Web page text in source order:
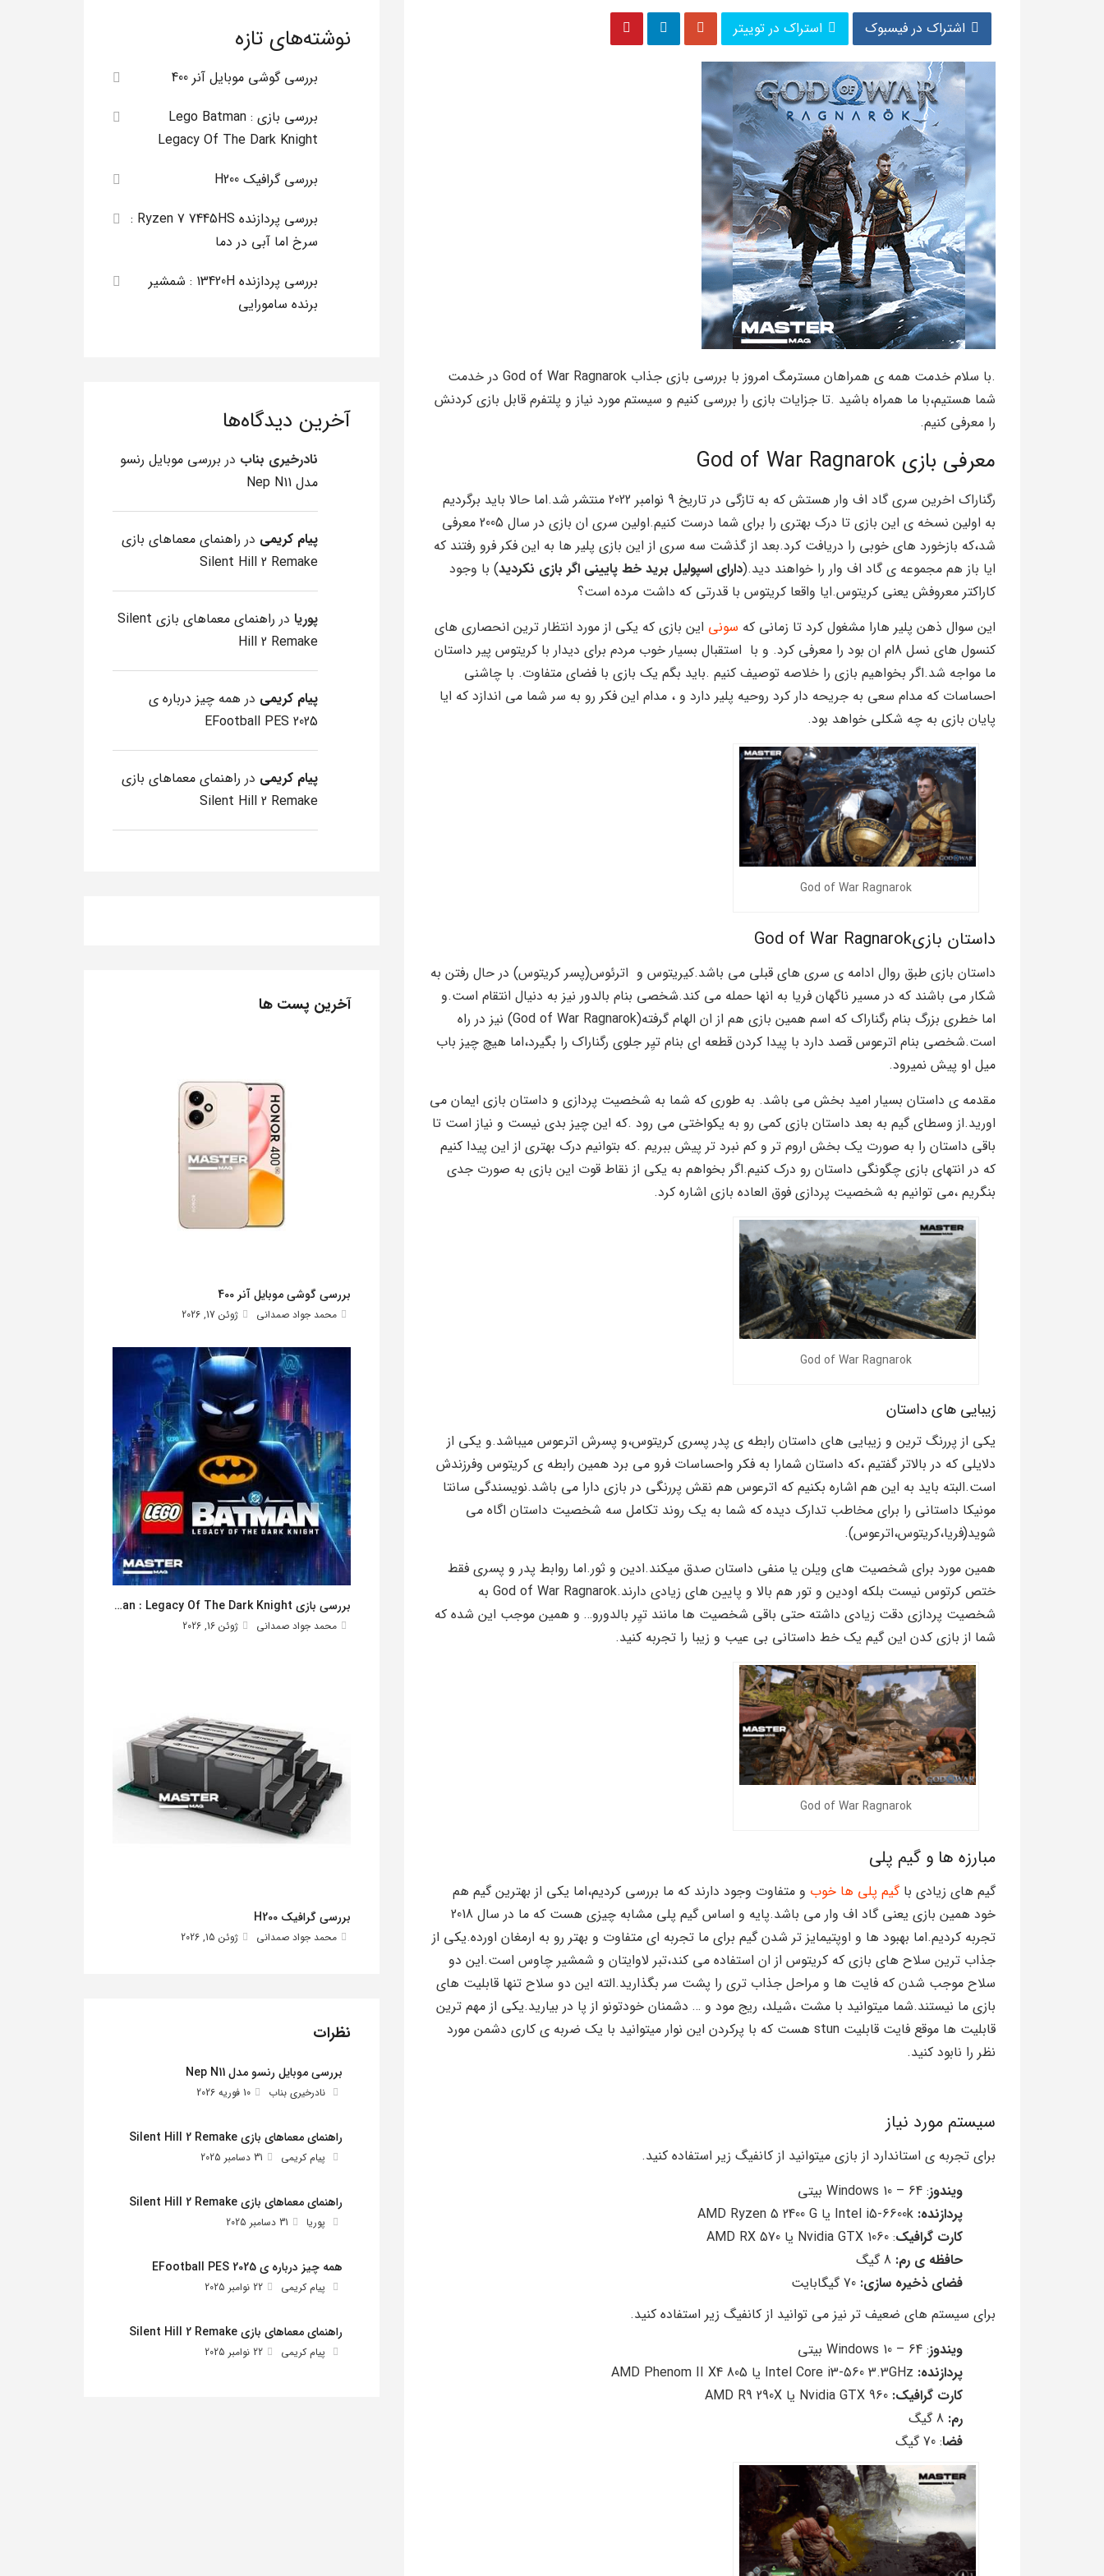
اشتراک در فیسبوک استراک در توییتر
.با سلام خدمت همه ی همراهان مسترمگ امروز با بررسی بازی جذاب God of War Ragnarok در خدمت
شما هستیم،با ما همراه باشید .تا جزایات بازی را بررسی کنیم و سیستم مورد نیاز و پلتفرم قابل بازی کردنش
را معرفی کنیم.
معرفی بازی God of War Ragnarok
رگناراک اخرین سری گاد اف وار هستش که به تازگی در تاریخ 9 نوامبر 2022 منتشر شد.اما حالا باید برگردیم
به اولین نسخه ی این بازی تا درک بهتری را برای شما درست کنیم.اولین سری ان بازی در سال 2005 معرفی
شد،که بازخورد های خوبی را دریافت کرد.بعد از گذشت سه سری از این بازی پلیر ها به این فکر فرو رفتند که
ایا باز هم مجموعه ی گاد اف وار را خواهند دید.(دارای اسپولیل برید خط پایینی اگر بازی نکردید) با وجود
کاراکتر معروفش یعنی کریتوس.ایا واقعا کریتوس با قدرتی که داشت مرده است؟
این سوال ذهن پلیر هارا مشغول کرد تا زمانی که سونی این بازی که یکی از مورد انتظار ترین انحصاری های
کنسول های نسل 8ام ان بود را معرفی کرد. و با استقبال بسیار خوب مردم برای دیدار با کریتوس پیر داستان
ما مواجه شد.اگر بخواهیم بازی را خلاصه توصیف کنیم .باید بگم یک بازی با فضای متفاوت. با چاشنی
احساسات که مدام سعی به جریحه دار کرد روحیه پلیر دارد و ، مدام این فکر رو به سر شما می اندازد که ایا
پایان بازی به چه شکلی خواهد بود.
God of War Ragnarok
داستان بازیGod of War Ragnarok
داستان بازی طبق روال ادامه ی سری های قبلی می باشد.کیریتوس و اترئوس(پسر کریتوس) در حال رفتن به
شکار می باشند که در مسیر ناگهان فریا به انها حمله می کند.شخصی بنام بالدور نیز به دنیال انتقام است.و
اما خطری بزرگ بنام رگناراک که اسم همین بازی هم از ان الهام گرفته(God of War Ragnarok) نیز در راه
است.شخصی بنام اترعوس قصد دارد با پیدا کردن قطعه ای بنام تیِر جلوی رگناراک را بگیرد،اما هیچ چیز باب
میل او پیش نمیرود.
مقدمه ی داستان بسیار امید بخش می باشد. به طوری که شما به شخصیت پردازی و داستان بازی ایمان می
اورید.از وسطای گیم به بعد داستان بازی کمی رو به یکواختی می رود .که این چیز بدی نیست و نیاز است تا
باقی داستان را به صورت یک بخش اروم تر و کم نبرد تر پیش ببریم .که بتوانیم درک بهتری از این پیدا کنیم
که در انتهای بازی چگونگی داستان رو درک کنیم.اگر بخواهم به یکی از نقاط قوت این بازی به صورت جدی
بنگریم ،می توانیم به شخصیت پردازی فوق العاده بازی اشاره کرد.
God of War Ragnarok
زیبایی های داستان
یکی از پررنگ ترین و زیبایی های داستان رابطه ی پدر پسری کریتوس،و پسرش اترعوس میباشد.و یکی از
دلایلی که در بالاتر گفتیم ،که داستان شمارا به فکر واحساسات فرو می برد همین رابطه ی کریتوس وفرزندش
است.البته باید به این هم اشاره بکنیم که اترعوس هم نقش پررنگی در بازی دارا می باشد.نویسندگی سانتا
مونیکا داستانی را برای مخاطب تدارک دیده که شما به یک روند تکامل سه شخصیت داستان اگاه می
شوید(فریا،کریتوس،اترعوس).
همین مورد برای شخصیت های ویلن یا منفی داستان صدق میکند.ادین و ثور.اما روابط پدر و پسری فقط
ختص کرتوس نیست بلکه اودین و تور هم بالا و پایین های زیادی دارند.God of War Ragnarok به
شخصیت پردازی دقت زیادی داشته حتی باقی شخصیت ها مانند تیِر بالدورو… و همین موجب این شده که
شما از بازی کدن این گیم یک خط داستانی بی عیب و زیبا را تجربه کنید.
God of War Ragnarok
مبارزه ها و گیم پلی
گیم های زیادی با گیم پلی ها خوب و متفاوت وجود دارند که ما بررسی کردیم،اما یکی از بهترین گیم هم
خود همین بازی یعنی گاد اف وار می باشد.پایه و اساس گیم پلی مشابه چیزی هست که ما در سال 2018
تجربه کردیم.اما بهبود ها و اوپتیمایز تر شدن گیم برای ما تجربه ای متفاوت و بهتر رو به ارمغان اورده.یکی از
جذاب ترین سلاح های بازی که کریتوس از ان استفاده می کند،تبر لاوایتان و شمشیر چاوس است.این دو
سلاح موجب شدن که فایت ها و مراحل جذاب تری را پشت سر بگذارید.الته این دو سلاح تنها قابلیت های
بازی ما نیستند.شما میتوانید با مشت ،شیلد، ریج مود و … دشمنان خودتونو از پا در بیارید.یکی از مهم ترین
قابلیت ها موقع فایت قابلیت stun هست که با پرکردن این نوار میتوانید با یک ضربه ی کاری دشمن مورد
نظر را نابود کنید.
سیستم مورد نیاز
برای تجربه ی استاندارد از بازی میتوانید از کانفیگ زیر استفاده کنید.
ویندوز: Windows 10 – 64 بیتی
پردازنده: Intel i5-6600k یا AMD Ryzen 5 2400 G
کارت گرافیک: Nvidia GTX 1060 یا AMD RX 570
حافظه ی رم: 8 گیگ
فضای ذخیره سازی:
برای سیستم های ضعیف تر نیز می توانید از کانفیگ زیر استفاده کنید.
ویندوز: Windows 10 – 64 بیتی
پردازنده:
کارت گرافیک:
رم:
فضا: 70 گیگ
نوشته‌های تازه
بررسی گوشی موبایل آنر 400
بررسی بازی Lego Batman :
Legacy Of The Dark Knight
بررسی گرافیک H200
بررسی پردازنده Ryzen 7 7445HS :
سرخ اما آبی در دما
بررسی پردازنده 13420H : شمشیر
برنده سامورایی
آخرین دیدگاه‌ها
نادرخیری بناب در بررسی موبایل رنسو
مدل Nep N11
پیام کریمی در راهنمای معماهای بازی
Silent Hill 2 Remake
پوریا در
راهنمای معماهای بازی Silent
Hill 2 Remake
پیام کریمی در همه چیز درباره ی
EFootball PES 2025
پیام کریمی در راهنمای معماهای بازی
Silent Hill 2 Remake
آخرین پست ها
بررسی گوشی موبایل آنر 400
محمد جواد صمدانی ژوئن 17, 2026
بررسی بازی Lego Batman : Legacy Of The Dark Knight
محمد جواد صمدانی ژوئن 16, 2026
بررسی گرافیک H200
محمد جواد صمدانی ژوئن 15, 2026
نظرات
بررسی موبایل رنسو مدل Nep N11
نادرخیری بناب 10 فوریه 2026
راهنمای معماهای بازی Silent Hill 2 Remake
پیام کریمی 31 دسامبر 2025
راهنمای معماهای بازی Silent Hill 2 Remake
پوریا 31 دسامبر 2025
همه چیز درباره ی EFootball PES 2025
پیام کریمی 22 نوامبر 2025
راهنمای معماهای بازی Silent Hill 2 Remake
پیام کریمی 22 نوامبر 2025